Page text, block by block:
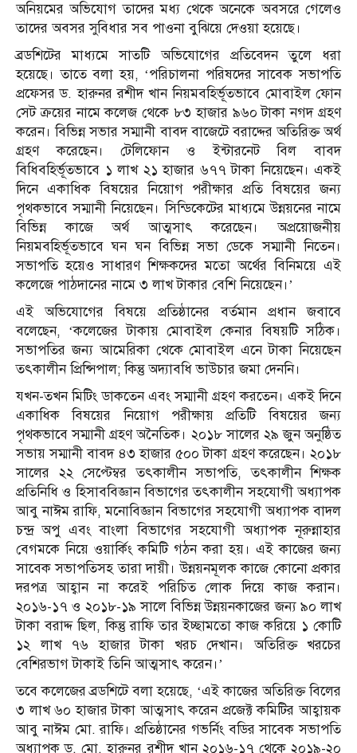
অনিয়মের অভিযোগ তাদের মধ্য থেকে অনেকে অবসরে গেলেও
তাদের অবসর সুবিধার সব পাওনা বুঝিয়ে দেওয়া হয়েছে।
ব্রডশিটের মাধ্যমে সাতটি অভিযোগের প্রতিবেদন তুলে ধরা
হয়েছে। তাতে বলা হয়, ‘পরিচালনা পরিষদের সাবেক সভাপতি
প্রফেসর ড. হারুনর রশীদ খান নিয়মবহির্ভূতভাবে মোবাইল ফোন
সেট ক্রয়ের নামে কলেজ থেকে ৮৩ হাজার ৯৬০ টাকা নগদ গ্রহণ
করেন। বিভিন্ন সভার সম্মানী বাবদ বাজেটে বরাদ্দের অতিরিক্ত অর্থ
গ্রহণ করেছেন। টেলিফোন ও ইন্টারনেট বিল বাবদ
বিধিবহির্ভূতভাবে ১ লাখ ২১ হাজার ৬৭৭ টাকা নিয়েছেন। একই
দিনে একাধিক বিষয়ের নিয়োগ পরীক্ষার প্রতি বিষয়ের জন্য
পৃথকভাবে সম্মানী নিয়েছেন। সিন্ডিকেটের মাধ্যমে উন্নয়নের নামে
বিভিন্ন কাজে অর্থ আত্মসাৎ করেছেন। অপ্রয়োজনীয়
নিয়মবহির্ভূতভাবে ঘন ঘন বিভিন্ন সভা ডেকে সম্মানী নিতেন।
সভাপতি হয়েও সাধারণ শিক্ষকদের মতো অর্থের বিনিময়ে এই
কলেজে পাঠদানের নামে ৩ লাখ টাকার বেশি নিয়েছেন।’
এই অভিযোগের বিষয়ে প্রতিষ্ঠানের বর্তমান প্রধান জবাবে
বলেছেন, ‘কলেজের টাকায় মোবাইল কেনার বিষয়টি সঠিক।
সভাপতির জন্য আমেরিকা থেকে মোবাইল এনে টাকা নিয়েছেন
তৎকালীন প্রিন্সিপাল; কিন্তু অদ্যাবধি ভাউচার জমা দেননি।
যখন-তখন মিটিং ডাকতেন এবং সম্মানী গ্রহণ করতেন। একই দিনে
একাধিক বিষয়ের নিয়োগ পরীক্ষায় প্রতিটি বিষয়ের জন্য
পৃথকভাবে সম্মানী গ্রহণ অনৈতিক। ২০১৮ সালের ২৯ জুন অনুষ্ঠিত
সভায় সম্মানী বাবদ ৪৩ হাজার ৫০০ টাকা গ্রহণ করেছেন। ২০১৮
সালের ২২ সেপ্টেম্বর তৎকালীন সভাপতি, তৎকালীন শিক্ষক
প্রতিনিধি ও হিসাববিজ্ঞান বিভাগের তৎকালীন সহযোগী অধ্যাপক
আবু নাঈম রাফি, মনোবিজ্ঞান বিভাগের সহযোগী অধ্যাপক বাদল
চন্দ্র অপু এবং বাংলা বিভাগের সহযোগী অধ্যাপক নূরুন্নাহার
বেগমকে নিয়ে ওয়ার্কিং কমিটি গঠন করা হয়। এই কাজের জন্য
সাবেক সভাপতিসহ তারা দায়ী। উন্নয়নমূলক কাজে কোনো প্রকার
দরপত্র আহ্বান না করেই পরিচিত লোক দিয়ে কাজ করান।
২০১৬-১৭ ও ২০১৮-১৯ সালে ‍বিভিন্ন উন্নয়নকাজের জন্য ৯০ লাখ
টাকা বরাদ্দ ছিল, কিন্তু রাফি তার ইচ্ছামতো কাজ করিয়ে ১ কোটি
১২ লাখ ৭৬ হাজার টাকা খরচ দেখান। অতিরিক্ত খরচের
বেশিরভাগ টাকাই তিনি আত্মসাৎ করেন।’
তবে কলেজের ব্রডশিটে বলা হয়েছে, ‘এই কাজের অতিরিক্ত বিলের
৩ লাখ ৬০ হাজার টাকা আত্মসাৎ করেন প্রজেক্ট কমিটির আহ্বায়ক
আবু নাঈম মো. রাফি। প্রতিষ্ঠানের গভর্নিং বডির সাবেক সভাপতি
অধ্যাপক ড. মো. হারুনর রশীদ খান ২০১৬-১৭ থেকে ২০১৯-২০